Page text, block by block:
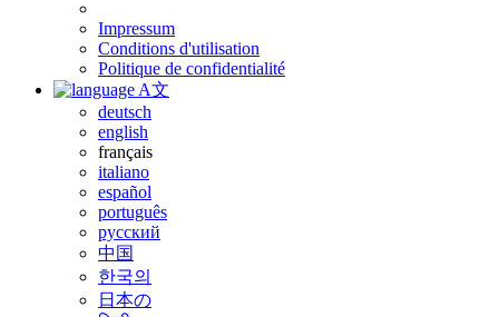
Impressum
Conditions d'utilisation
Politique de confidentialité
A文
deutsch
english
français
italiano
español
português
русский
中国
한국의
日本の